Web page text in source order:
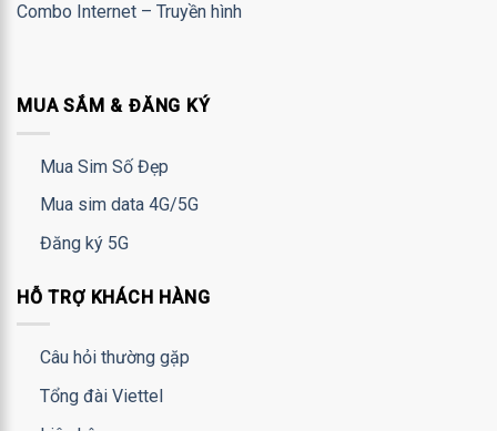
Combo Internet – Truyền hình
MUA SẮM & ĐĂNG KÝ
Mua Sim Số Đẹp
Mua sim data 4G/5G
Đăng ký 5G
HỖ TRỢ KHÁCH HÀNG
Câu hỏi thường gặp
Tổng đài Viettel